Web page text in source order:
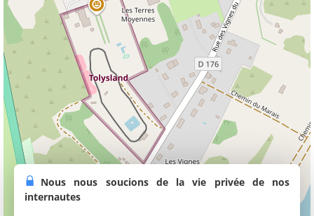
Nous nous soucions de la vie privée de nos
internautes